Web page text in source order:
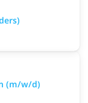
(m/w/d)